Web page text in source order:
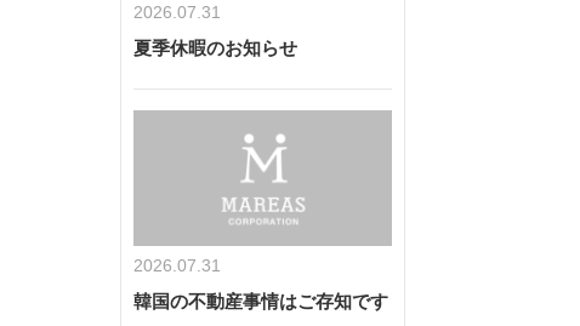
2026.07.31
夏季休暇のお知らせ
2026.07.31
韓国の不動産事情はご存知です